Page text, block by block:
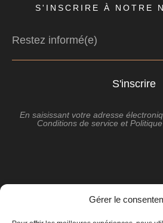
Gérer le
S'INSCRIRE À NOTRE
S'inscrire
En saisissant votre adresse
Conditions de serviceet
© Studio